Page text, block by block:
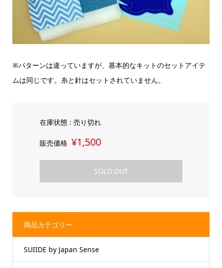
※パターンは違っていますが、基本的なキットのセットアイテ
ムは同じです。糸と針はセットされていません。
在庫状態 : 売り切れ
販売価格 ¥1,500
SOLD OUT
商品カテゴリー
SUIIDE by Japan Sense